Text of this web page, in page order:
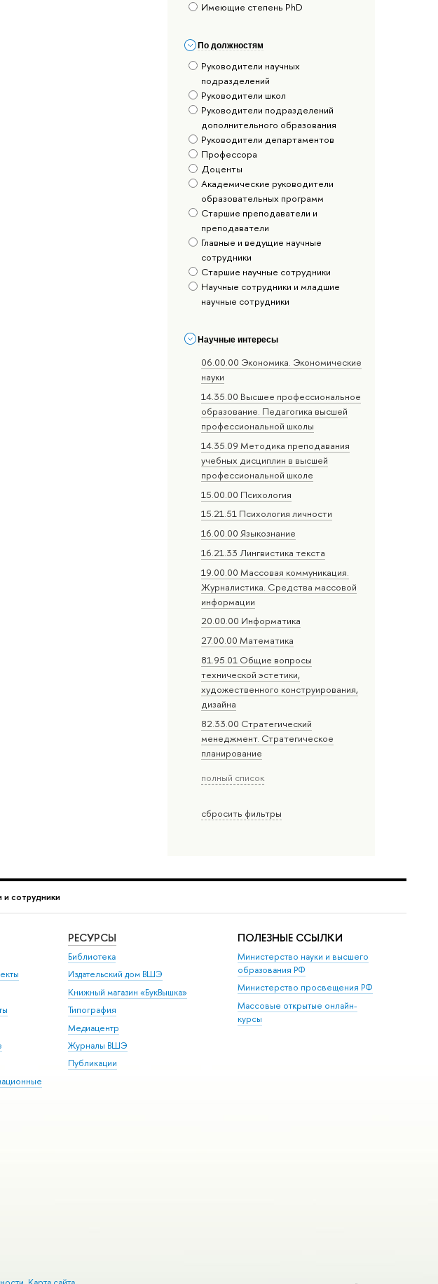
Имеющие степень PhD
По должностям
Руководители научных
подразделений
Руководители школ
Руководители подразделений
дополнительного образования
Руководители департаментов
Профессора
Доценты
Академические руководители
образовательных программ
Старшие преподаватели и
преподаватели
Главные и ведущие научные
сотрудники
Старшие научные сотрудники
Научные сотрудники и младшие
научные сотрудники
Научные интересы
06.00.00 Экономика. Экономические
науки
14.35.00 Высшее профессиональное
образование. Педагогика высшей
профессиональной школы
14.35.09 Методика преподавания
учебных дисциплин в высшей
профессиональной школе
15.00.00 Психология
15.21.51 Психология личности
16.00.00 Языкознание
16.21.33 Лингвистика текста
19.00.00 Массовая коммуникация.
Журналистика. Средства массовой
информации
20.00.00 Информатика
27.00.00 Математика
81.95.01 Общие вопросы
технической эстетики,
художественного конструирования,
дизайна
82.33.00 Стратегический
менеджмент. Стратегическое
планирование
полный список
сбросить фильтры
сотрудники
РЕСУРСЫ
Библиотека
Издательский дом ВШЭ
Книжный магазин «БукВышка»
Типография
Медиацентр
Журналы ВШЭ
Публикации
ПОЛЕЗНЫЕ ССЫЛКИ
Министерство науки и высшего
образования РФ
Министерство просвещения РФ
Массовые открытые онлайн-
курсы